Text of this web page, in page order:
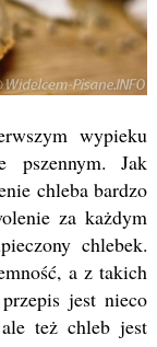
wypieku
pszennym. Jak
chleba bardzo
za każdym
chlebek.
a z takich
jest nieco
też chleb jest